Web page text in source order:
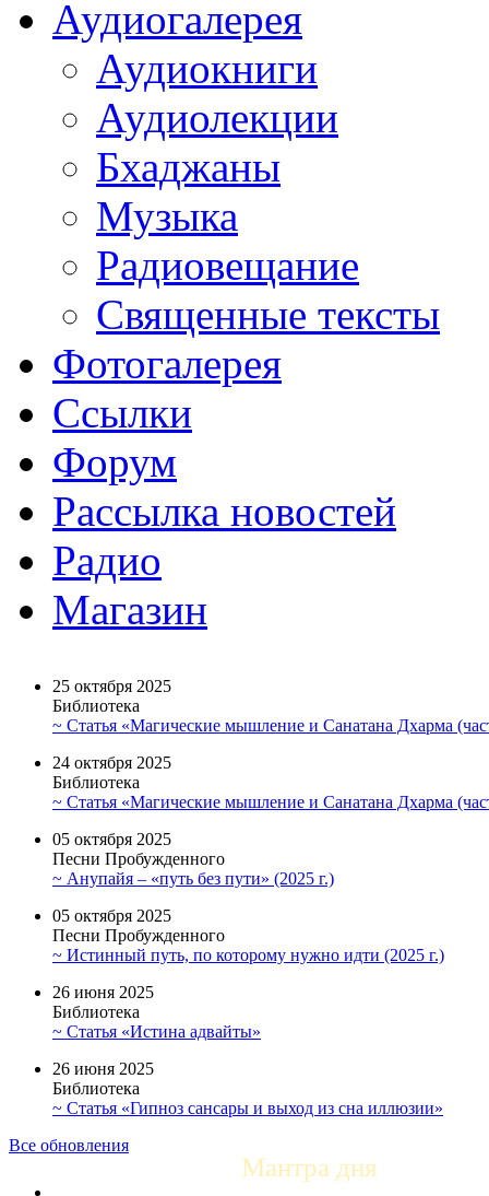
Аудиогалерея
Аудиокниги
Аудиолекции
Бхаджаны
Музыка
Радиовещание
Священные тексты
Фотогалерея
Ссылки
Форум
Рассылка новостей
Радио
Магазин
25 октября 2025
Библиотека
~ Статья «Магические мышление и Санатана Дхарма
24 октября 2025
Библиотека
~ Статья «Магические мышление и Санатана Дхарма
05 октября 2025
Песни Пробужденного
~ Анупайя – «путь без пути» (2025 г.)
05 октября 2025
Песни Пробужденного
~ Истинный путь, по которому нужно идти (2025 г.)
26 июня 2025
Библиотека
~ Статья «Истина адвайты»
26 июня 2025
Библиотека
~ Статья «Гипноз сансары и выход из сна иллюзии»
Все обновления
Мантра дня